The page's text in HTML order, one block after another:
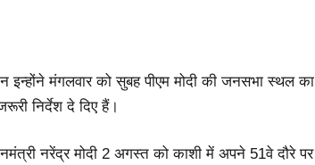
इन्होंने मंगलवार को सुबह पीएम मोदी की जनसभा स्थल का
निर्देश दे दिए हैं।
नरेंद्र मोदी 2 अगस्त को काशी में अपने 51वे दौरे पर